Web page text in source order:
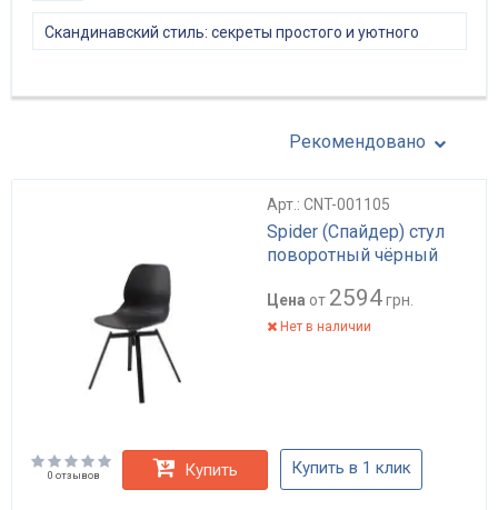
Скандинавский стиль: секреты простого и уютного
Рекомендовано
Арт.: CNT-001105
Spider (Спайдер) стул
поворотный чёрный
Цена от 2594грн.
Нет в наличии
0 отзывов Купить Купить в 1 клик